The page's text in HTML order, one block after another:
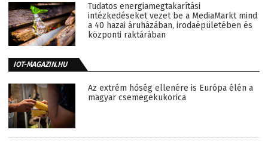
Tudatos energiamegtakarítási
intézkedéseket vezet be a MediaMarkt mind
a 40 hazai áruházában, irodaépületében és
központi raktárában
IOT-MAGAZIN.HU
Az extrém hőség ellenére is Európa élén a
magyar csemegekukorica